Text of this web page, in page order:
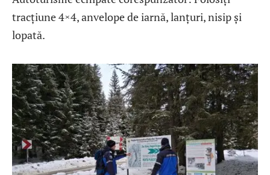
tracțiune 4×4, anvelope de iarnă, lanțuri, nisip și
lopată.